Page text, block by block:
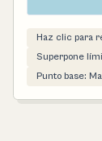
Haz clic para
Superpone
Punto base: